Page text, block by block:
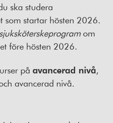
ska studera
som startar hösten 2026.
om
före hösten 2026.
på avancerad nivå,
avancerad nivå.